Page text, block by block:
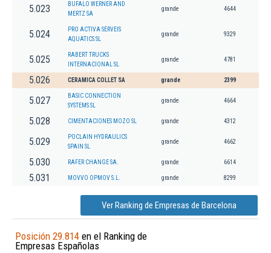
5.023
BUFALO WERNER AND
MERTZ SA
grande 4644
5.024
PRO ACTIVA SERVEIS
AQUATICS SL
grande 9329
5.025
RABERT TRUCKS
INTERNACIONAL SL
grande 4781
5.026 CERAMICA COLLET SA grande 2399
5.027
BASIC CONNECTION
SYSTEMS SL
grande 4664
5.028 CIMENTACIONES MOZO SL grande 4312
5.029
POCLAIN HYDRAULICS
SPAIN SL
grande 4662
5.030 RAFER CHANGE SA. grande 6614
5.031 MOVVO OPMOV S.L. grande 8299
Ver Ranking de Empresas de Barcelona
Posición 29.814 en el Ranking de
Empresas Españolas